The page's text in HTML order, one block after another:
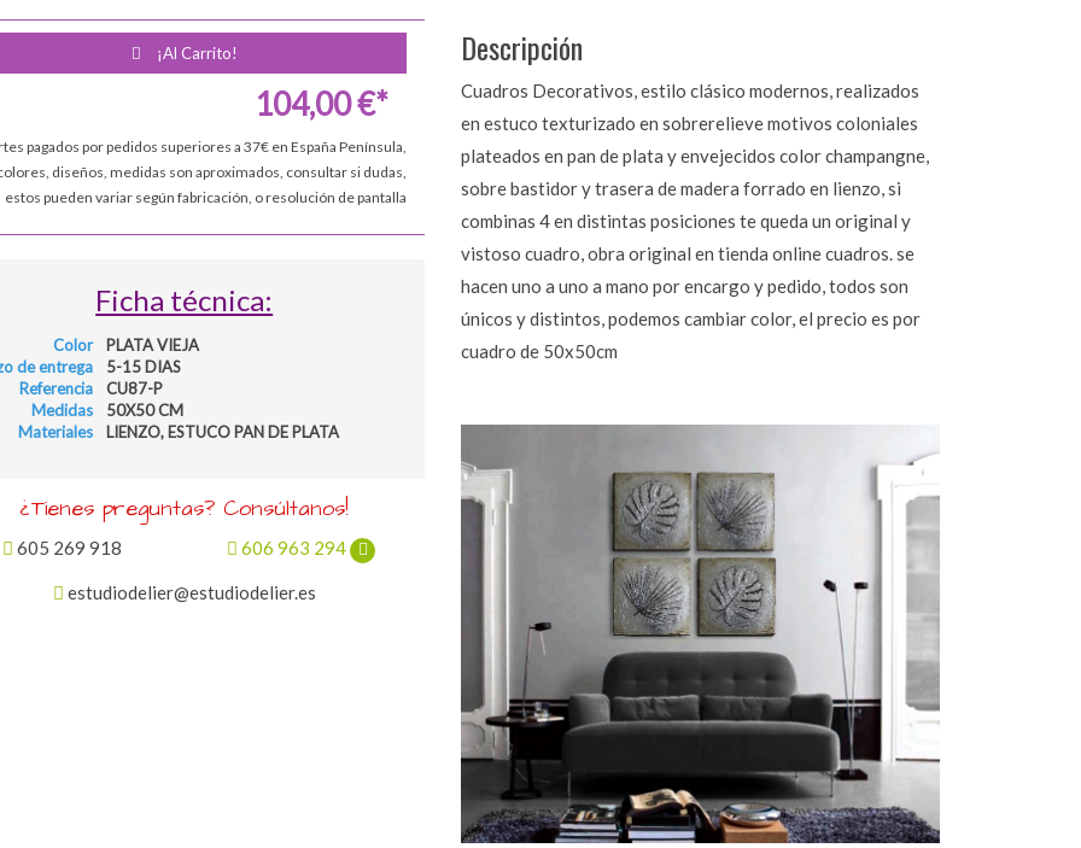
¡Al Carrito!
104,00 €*
pagados por pedidos superiores a 37€ en España Península,
diseños, medidas son aproximados, consultar si dudas,
estos pueden variar según fabricación, o resolución de pantalla
Ficha técnica:
Color
PLATA VIEJA
de entrega
5-15 DIAS
Referencia
CU87-P
Medidas
50X50 CM
Materiales
LIENZO, ESTUCO PAN DE PLATA
¿Tienes preguntas? Consúltanos!
605 269 918 606 963 294
estudiodelier@estudiodelier.es
Descripción
Cuadros Decorativos, estilo clásico modernos, realizados
en estuco texturizado en sobrerelieve motivos coloniales
plateados en pan de plata y envejecidos color champangne,
sobre bastidor y trasera de madera forrado en lienzo, si
combinas 4 en distintas posiciones te queda un original y
vistoso cuadro, obra original en tienda online cuadros. se
hacen uno a uno a mano por encargo y pedido, todos son
únicos y distintos, podemos cambiar color, el precio es por
cuadro de 50x50cm